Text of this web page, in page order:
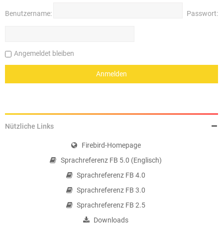
Benutzername: Passwort:
Angemeldet bleiben
Nützliche Links
Firebird-Homepage
Sprachreferenz FB 5.0 (Englisch)
Sprachreferenz FB 4.0
Sprachreferenz FB 3.0
Sprachreferenz FB 2.5
Downloads